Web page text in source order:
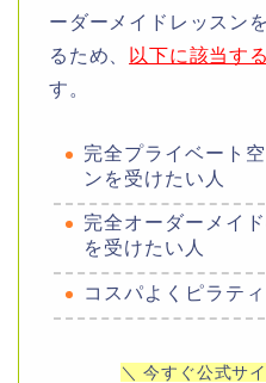
ーダーメイドレッスン
るため、
以下に該当す
す。
完全プライベート
ンを受けたい人
完全オーダーメイ
を受けたい人
コスパよくピラテ
＼ 今すぐ公式サ